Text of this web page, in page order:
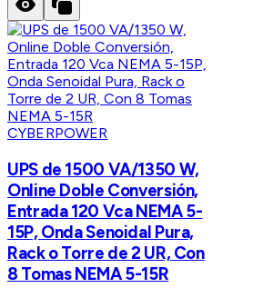
CYBERPOWER
UPS de 1500 VA/1350 W,
Online Doble Conversión,
Entrada 120 Vca NEMA 5-
15P, Onda Senoidal Pura,
Rack o Torre de 2 UR, Con
8 Tomas NEMA 5-15R